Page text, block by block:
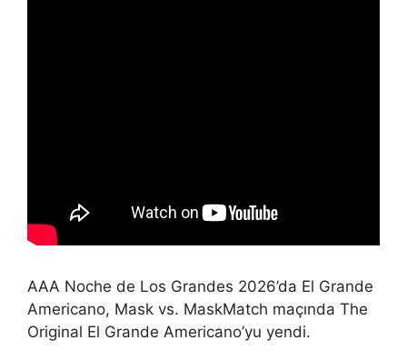
AAA Noche de Los Grandes 2026’da El Grande
Americano, Mask vs. MaskMatch maçında The
Original El Grande Americano’yu yendi.